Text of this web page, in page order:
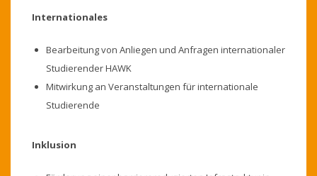
Internationales
Bearbeitung von Anliegen und Anfragen internationaler
Studierender HAWK
Mitwirkung an Veranstaltungen für internationale
Studierende
Inklusion